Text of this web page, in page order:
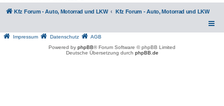
Kfz Forum - Auto, Motorrad und LKW Kfz Forum - Auto, Motorrad und LKW
Impressum Datenschutz
AGB
Powered by phpBB® Forum Software © phpBB Limited
Deutsche Übersetzung durch phpBB.de